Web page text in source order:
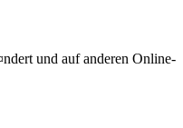
und auf anderen Online-